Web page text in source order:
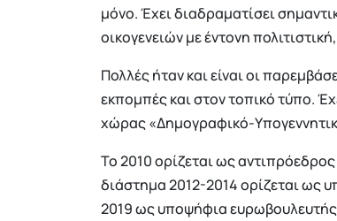
μόνο. Έχει διαδραματίσει
οικογενειών με έντονη
Πολλές ήταν και είναι οι
εκπομπές και στον τοπικό τύπο.
χώρας «Δημογραφικό-
Το 2010 ορίζεται ως
διάστημα 2012-2014 ορίζεται ως
2019 ως υποψήφια